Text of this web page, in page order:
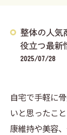
整体の人気
役立つ最新
2025/07/28
自宅で手軽に
いと思ったこ
康維持や美容